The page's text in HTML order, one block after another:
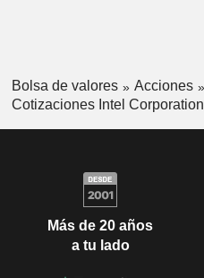
Bolsa de valores Acciones
Cotizaciones Intel Corporation
Más de 20 años
a tu lado